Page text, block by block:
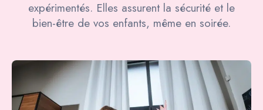
expérimentés. Elles assurent la sécurité et le
bien-être de vos enfants, même en soirée.